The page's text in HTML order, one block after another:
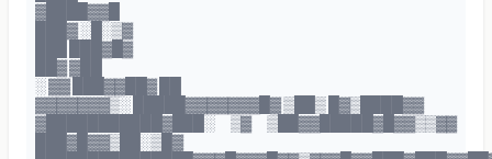
▓████▓▓█
███▓ ░█░▒▓
███ ███▓█▓
██▓ ▓██
░ ▓▓ ███▓▓██▓ ██
▓▓▓▓▓▓▓▒░ █████▓▓▓▓▓▓▓█▓ ▒██▒ █▓▒████▓▓
▓███████████▓███░ ▒▓ ▒██▓▓█████▓█▓▓▒▒▓▓
███▓█▓▓▒██░▒█▓